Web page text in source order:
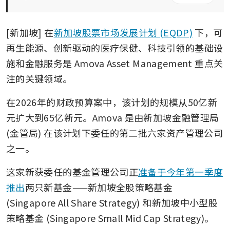
[新加坡] 在新加坡股票市场发展计划 (EQDP) 下，可
再生能源、创新驱动的医疗保健、科技引领的基础设
施和金融服务是 Amova Asset Management 重点关
注的关键领域。
在2026年的财政预算案中，该计划的规模从50亿新
元扩大到65亿新元。Amova 是由新加坡金融管理局
(金管局) 在该计划下委任的第二批六家资产管理公司
之一。
这家新获委任的基金管理公司正准备于今年第一季度
推出两只新基金——新加坡全股策略基金
(Singapore All Share Strategy) 和新加坡中小型股
策略基金 (Singapore Small Mid Cap Strategy)。